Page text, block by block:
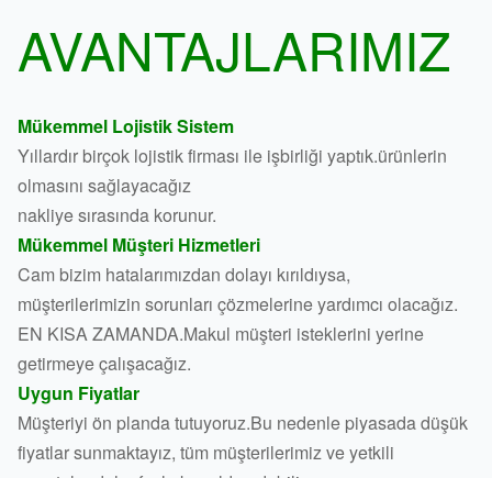
AVANTAJLARIMIZ
Mükemmel Lojistik Sistem
Yıllardır birçok lojistik firması ile işbirliği yaptık.ürünlerin
olmasını sağlayacağız
nakliye sırasında korunur.
Mükemmel Müşteri Hizmetleri
Cam bizim hatalarımızdan dolayı kırıldıysa,
müşterilerimizin sorunları çözmelerine yardımcı olacağız.
EN KISA ZAMANDA.Makul müşteri isteklerini yerine
getirmeye çalışacağız.
Uygun Fiyatlar
Müşteriyi ön planda tutuyoruz.Bu nedenle piyasada düşük
fiyatlar sunmaktayız, tüm müşterilerimiz ve yetkili